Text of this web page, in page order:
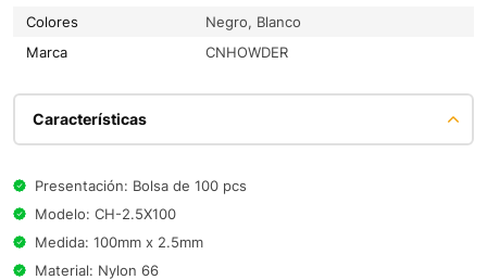
Colores
Negro, Blanco
Marca
CNHOWDER
Características
Presentación: Bolsa de 100 pcs
Modelo: CH-2.5X100
Medida: 100mm x 2.5mm
Material: Nylon 66